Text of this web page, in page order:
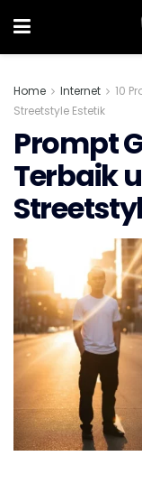
Home Internet
10
Streetstyle Estetik
Prompt
Terbaik